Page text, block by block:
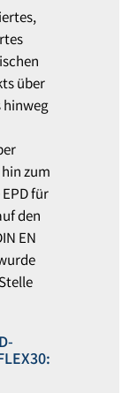
über
hinweg
zum
für
den
EN